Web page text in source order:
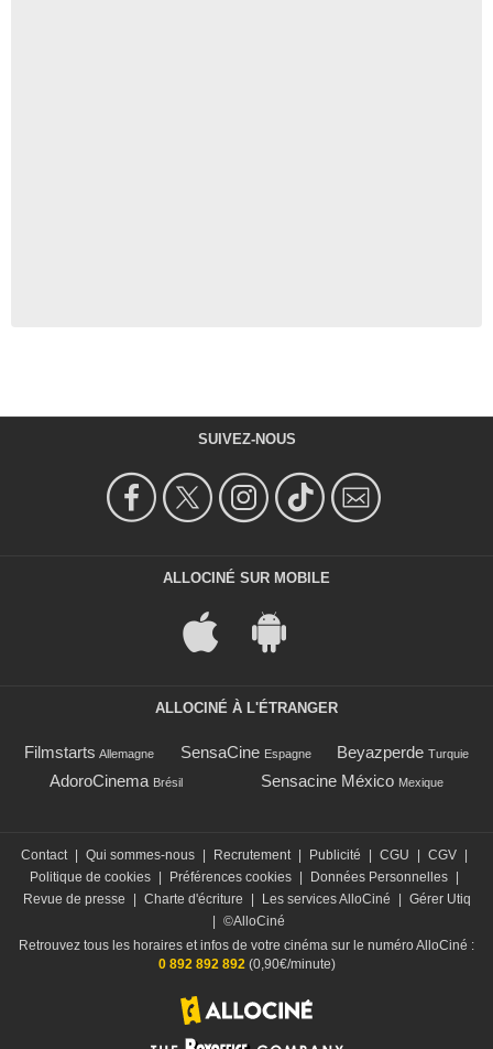
SUIVEZ-NOUS
ALLOCINÉ SUR MOBILE
ALLOCINÉ À L'ÉTRANGER
Filmstarts Allemagne SensaCine Espagne Beyazperde Turquie
AdoroCinema Brésil Sensacine México Mexique
Contact Qui sommes-nous Recrutement Publicité CGU CGV
Politique de cookies
Préférences cookies Données Personnelles
Revue de presse
Charte d'écriture Les services AlloCiné
Gérer Utiq
©AlloCiné
Retrouvez tous les horaires et infos de votre cinéma sur le numéro AlloCiné :
0 892 892 892(0,90€/minute)